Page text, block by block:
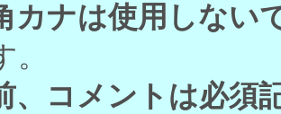
カナは使用しない
。
、コメントは必須